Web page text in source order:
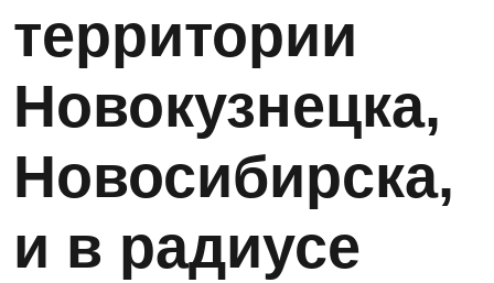
территории
Новокузнецка,
Новосибирска,
и в радиусе